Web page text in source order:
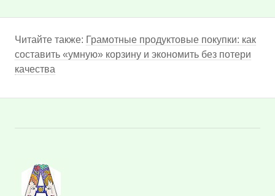
Читайте также: Грамотные продуктовые покупки: как
составить «умную» корзину и экономить без потери
качества